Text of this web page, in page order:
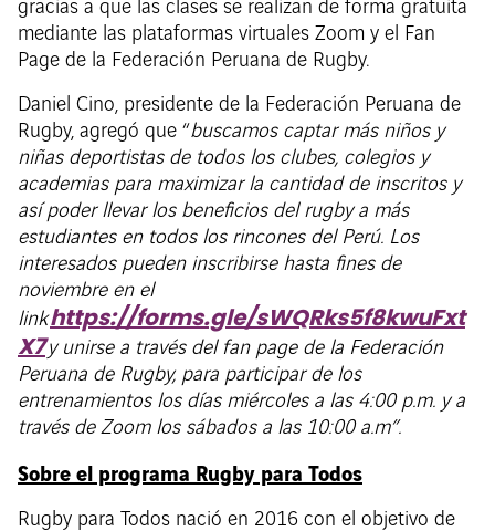
gracias a que las clases se realizan de forma gratuita
mediante las plataformas virtuales Zoom y el Fan
Page de la Federación Peruana de Rugby.
Daniel Cino, presidente de la Federación Peruana de
Rugby, agregó que “buscamos captar más niños y
niñas deportistas de todos los clubes, colegios y
academias para maximizar la cantidad de inscritos y
así poder llevar los beneficios del rugby a más
estudiantes en todos los rincones del Perú. Los
interesados pueden inscribirse hasta fines de
noviembre en el
linkhttps://forms.gle/sWQRks5f8kwuFxt
X7y unirse a través del fan page de la Federación
Peruana de Rugby, para participar de los
entrenamientos los días miércoles a las 4:00 p.m. y a
través de Zoom los sábados a las 10:00 a.m”.
Sobre el programa Rugby para Todos
Rugby para Todos nació en 2016 con el objetivo de